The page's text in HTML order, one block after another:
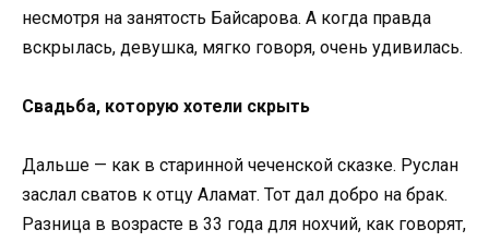
несмотря на занятость Байсарова. А когда правда
вскрылась, девушка, мягко говоря, очень удивилась.
Свадьба, которую хотели скрыть
Дальше — как в старинной чеченской сказке. Руслан
заслал сватов к отцу Аламат. Тот дал добро на брак.
Разница в возрасте в 33 года для нохчий, как говорят,